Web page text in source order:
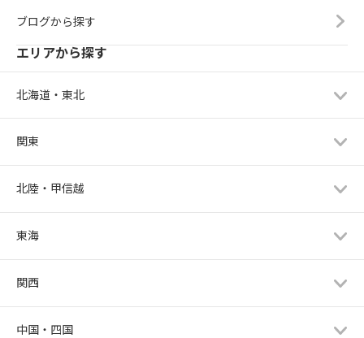
ブログから探す
エリアから探す
北海道・東北
関東
北陸・甲信越
東海
関西
中国・四国